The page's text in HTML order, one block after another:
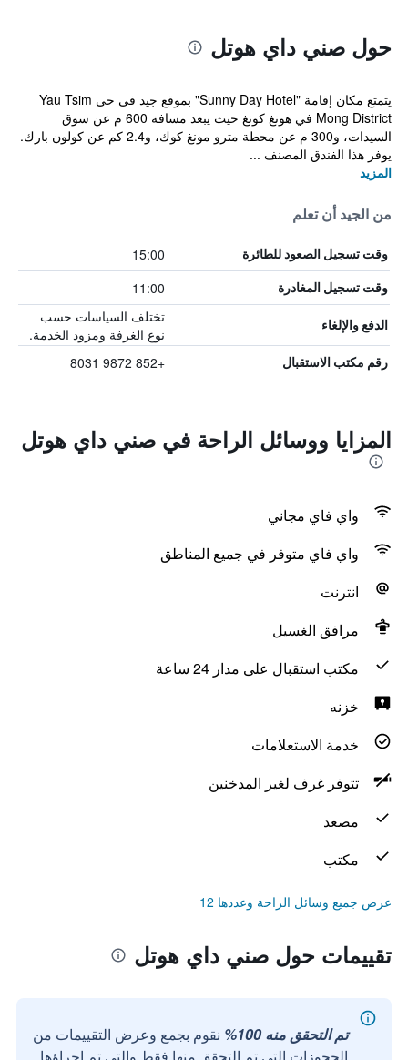
حول صني داي هوتل
يتمتع مكان إقامة "Sunny Day Hotel" بموقع جيد في حي Yau Tsim
Mong District في هونغ كونغ حيث يبعد مسافة 600 م عن سوق
السيدات، و300 م عن محطة مترو مونغ كوك، و2.4 كم عن كولون بارك.
يوفر هذا الفندق المصنف ...
المزيد
من الجيد أن تعلم
وقت تسجيل الصعود للطائرة 15:00
وقت تسجيل المغادرة 11:00
الدفع والإلغاء
تختلف السياسات حسب
نوع الغرفة ومزود الخدمة.
رقم مكتب الاستقبال +852 9872 8031
المزايا ووسائل الراحة في صني داي هوتل
واي فاي مجاني
واي فاي متوفر في جميع المناطق
انترنت
مرافق الغسيل
مكتب استقبال على مدار 24 ساعة
خزنه
خدمة الاستعلامات
تتوفر غرف لغير المدخنين
مصعد
مكتب
عرض جميع وسائل الراحة وعددها 12
تقييمات حول صني داي هوتل
تم التحقق منه 100%
نقوم بجمع وعرض التقييمات من